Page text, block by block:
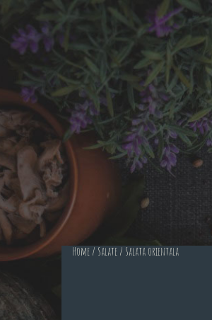
Home / Salate / Salata orientala